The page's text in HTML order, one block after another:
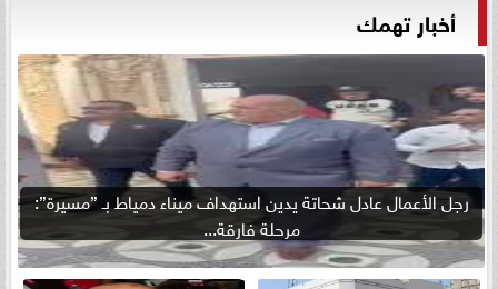
أخبار تهمك
رجل الأعمال عادل شحاتة يدين استهداف ميناء دمياط بـ ”مسيرة”:
مرحلة فارقة...